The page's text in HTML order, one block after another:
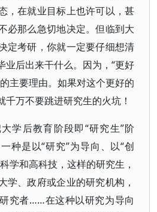
，在就业目标上也许可以，甚
必那么急切地决定。但临到大
定考研，你就一定要仔细想清
后出来干什么。因为，“更好
主要理由。如果对这个更好的
万不要跳进研究生的火坑！
学后教育阶段即“研究生”阶
种是以“研究”为导向、以“创
学和高科技，这样的研究生，
学、政府或企业的研究机构，
究者……在这种以研究为导向